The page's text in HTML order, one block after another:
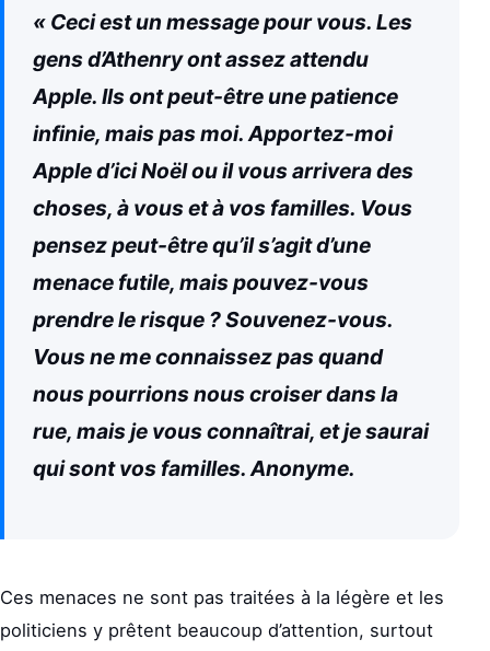
« Ceci est un message pour vous. Les
gens d’Athenry ont assez attendu
Apple. Ils ont peut-être une patience
infinie, mais pas moi. Apportez-moi
Apple d’ici Noël ou il vous arrivera des
choses, à vous et à vos familles. Vous
pensez peut-être qu’il s’agit d’une
menace futile, mais pouvez-vous
prendre le risque ? Souvenez-vous.
Vous ne me connaissez pas quand
nous pourrions nous croiser dans la
rue, mais je vous connaîtrai, et je saurai
qui sont vos familles. Anonyme.
Ces menaces ne sont pas traitées à la légère et les
politiciens y prêtent beaucoup d’attention, surtout